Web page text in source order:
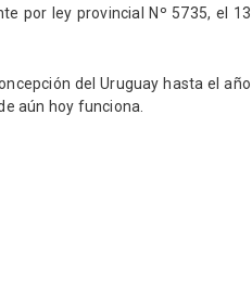
por ley provincial Nº 5735, el 13
del Uruguay hasta el año
aún hoy funciona.